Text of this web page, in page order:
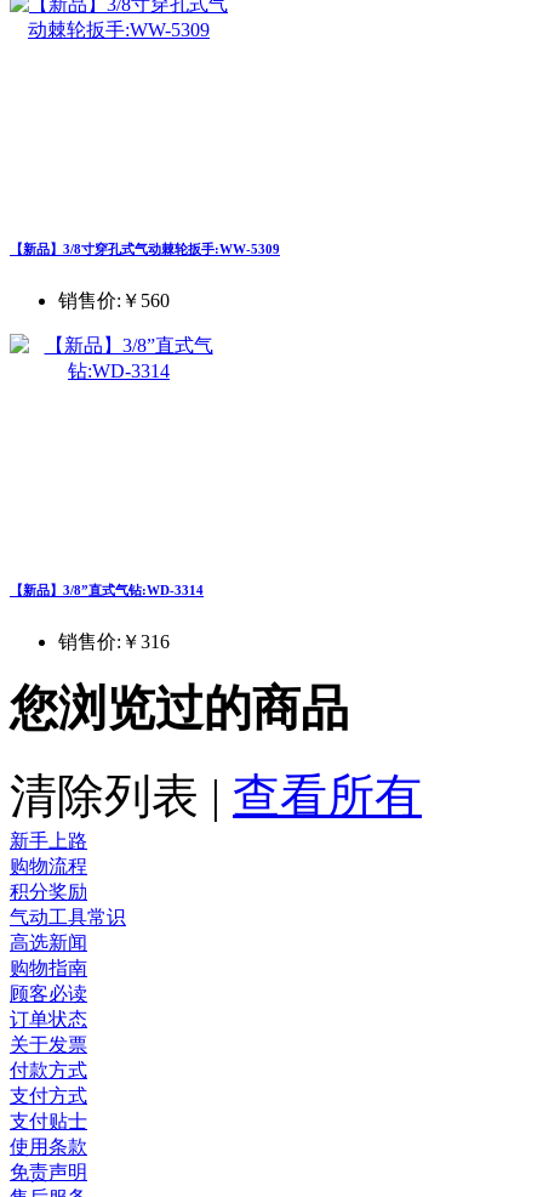
【新品】3/8寸穿孔式气动棘轮扳手:WW-5309
销售价: ￥560
【新品】3/8”直式气钻:WD-3314
销售价: ￥316
您浏览过的商品
清除列表 | 查看所有
新手上路
购物流程
积分奖励
气动工具常识
高选新闻
购物指南
顾客必读
订单状态
关于发票
付款方式
支付方式
支付贴士
使用条款
免责声明